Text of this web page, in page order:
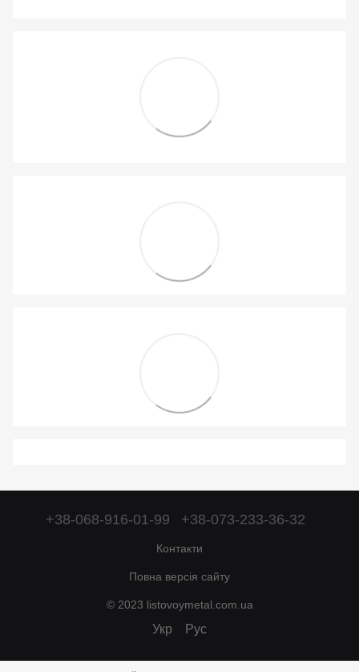
+38-068-916-01-99 +38-073-233-36-32
Контакти
Повна версія сайту
© 2023 listovoymetal.com.ua
Укр Рус